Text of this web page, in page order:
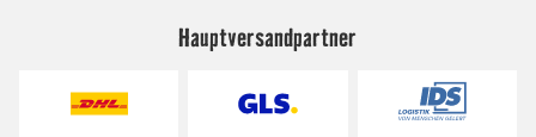
Hauptversandpartner